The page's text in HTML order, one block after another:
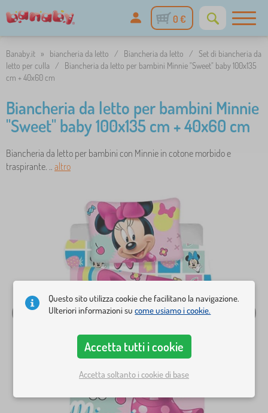
0 €
Banaby.it » biancheria da letto / Biancheria da letto / Set di biancheria da
letto per culla
/
Biancheria da letto per bambini Minnie "Sweet" baby 100x135
cm + 40x60 cm
Biancheria da letto per bambini Minnie
"Sweet" baby 100x135 cm + 40x60 cm
Biancheria da letto per bambini con Minnie in cotone morbido e
traspirante. .. altro
Questo sito utilizza cookie che facilitano la navigazione.
Ulteriori informazioni sucome usiamo i cookie.
Accetta tutti i cookie
Accetta soltanto i cookie di base